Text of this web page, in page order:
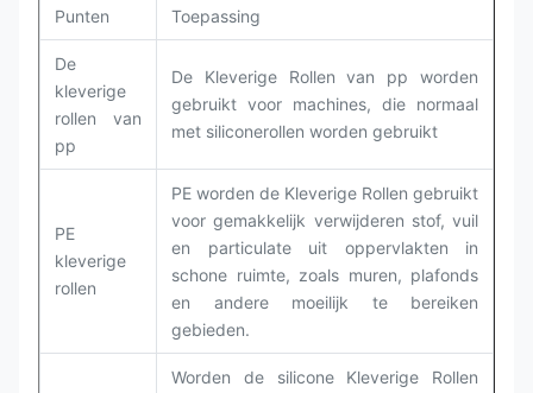
Punten Toepassing
De
kleverige
rollen van
pp
De Kleverige Rollen van pp worden
gebruikt voor machines, die normaal
met siliconerollen worden gebruikt
PE
kleverige
rollen
PE worden de Kleverige Rollen gebruikt
voor gemakkelijk verwijderen stof, vuil
en particulate uit oppervlakten in
schone ruimte, zoals muren, plafonds
en andere moeilijk te bereiken
gebieden.
Worden de silicone Kleverige Rollen